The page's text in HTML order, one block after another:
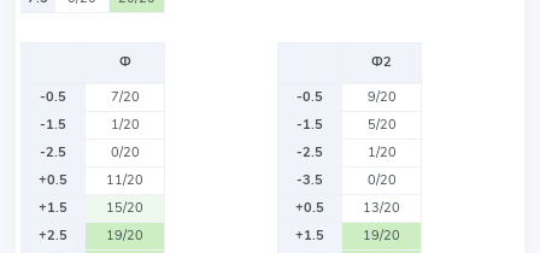
Ф
-0.5
7/20
-1.5
1/20
-2.5
0/20
+0.5
11/20
+1.5
15/20
+2.5
19/20
Ф2
-0.5
9/20
-1.5
5/20
-2.5
1/20
-3.5
0/20
+0.5
13/20
+1.5
19/20